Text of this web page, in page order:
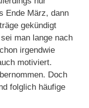
Ende März, dann
gekündigt
man lange nach
irgendwie
motiviert.
Doch
folglich häufige